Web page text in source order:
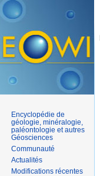
Encyclopédie de
géologie, minéralogie,
paléontologie et autres
Géosciences
Communauté
Actualités
Modifications récentes